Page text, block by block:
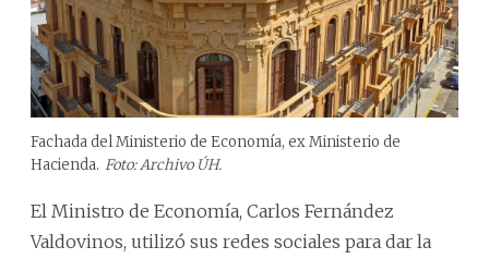
Fachada del Ministerio de Economía, ex Ministerio de
Hacienda. Foto: Archivo ÚH.
El Ministro de Economía, Carlos Fernández
Valdovinos, utilizó sus redes sociales para dar la